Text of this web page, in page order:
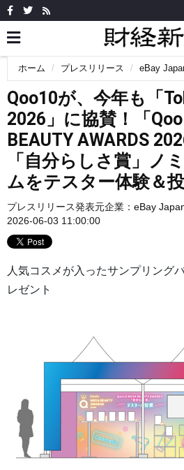
ホーム プレスリリース eBay
Qoo10が、今年も「
2026」に協賛！「
BEAUTY AWARDS
「自分らしさ賞」ノ
ムをテスター体験＆投
プレスリリース発表元企業： eBay
2026-06-03 11:00:00
人気コスメが入ったサンプリング
レゼント